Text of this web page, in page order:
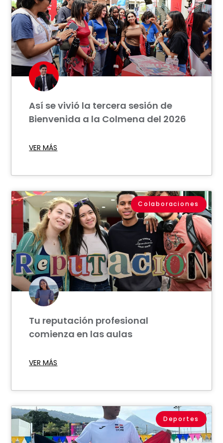
Así se vivió la tercera sesión de
Bienvenida a la Colmena del 2026
VER MÁS
Colaboraciones
Tu reputación profesional
comienza en las aulas
VER MÁS
Deportes